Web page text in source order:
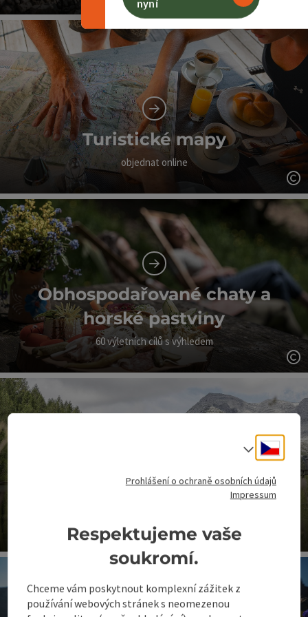
nyní
Turistické mapy
objednat online
Obhospodařované chaty a
horské pastviny
60 výletních cílů s výhledem
Horské železnice
Cesky
Volba
Prohlášení o ochraně osobních údajů
Impressum
Respektujeme vaše
soukromí.
Chceme vám poskytnout komplexní zážitek z
používání webových stránek s neomezenou